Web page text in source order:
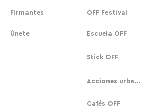
Firmantes
Únete
OFF Festival
Escuela OFF
Stick OFF
Acciones urbanas
Cafés OFF